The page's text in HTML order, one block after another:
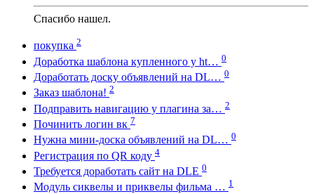
Спасибо нашел.
покупка 2
Доработка шаблона купленного у ht… 0
Доработать доску объявлений на DL… 0
Заказ шаблона! 2
Подправить навигацию у плагина за… 2
Починить логин вк 7
Нужна мини-доска объявлений на DL… 0
Регистрация по QR коду 4
Требуется доработать сайт на DLE 0
Модуль сиквелы и приквелы фильма … 1